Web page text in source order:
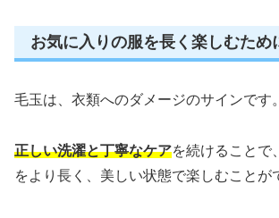
お気に入りの服を長く楽しむため
毛玉は、衣類へのダメージのサインです。
正しい洗濯と丁寧なケアを続けることで
をより長く、美しい状態で楽しむことが